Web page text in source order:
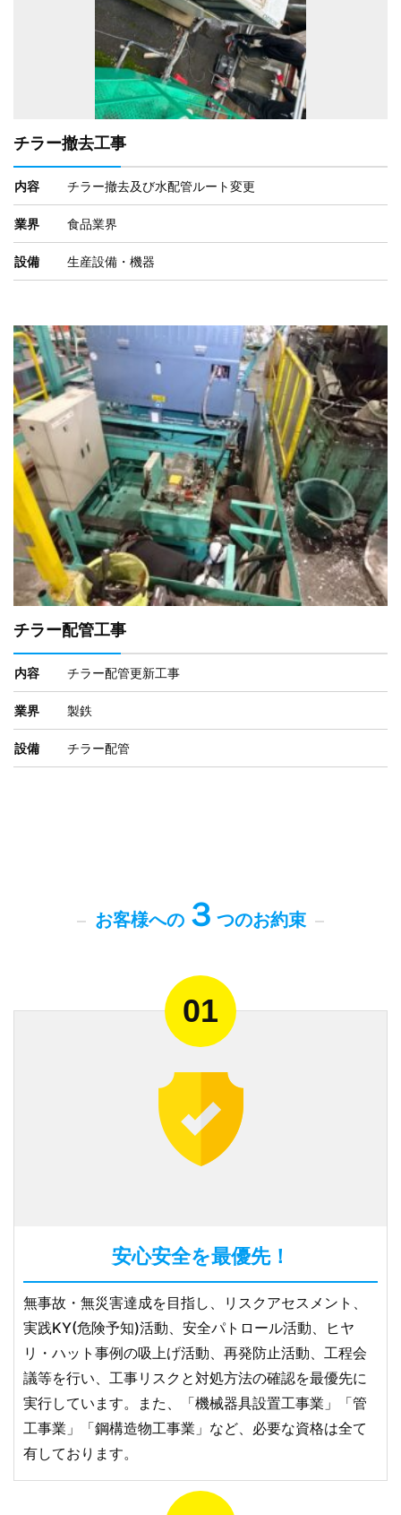
チラー撤去工事
内容 チラー撤去及び水配管ルート変更
業界 食品業界
設備 生産設備・機器
チラー配管工事
内容 チラー配管更新工事
業界 製鉄
設備 チラー配管
お客様への ３ つのお約束
安心安全を最優先！
無事故・無災害達成を目指し、リスクアセスメント、
実践KY(危険予知)活動、安全パトロール活動、ヒヤ
リ・ハット事例の吸上げ活動、再発防止活動、工程会
議等を行い、工事リスクと対処方法の確認を最優先に
実行しています。また、「機械器具設置工事業」「管
工事業」「鋼構造物工事業」など、必要な資格は全て
有しております。